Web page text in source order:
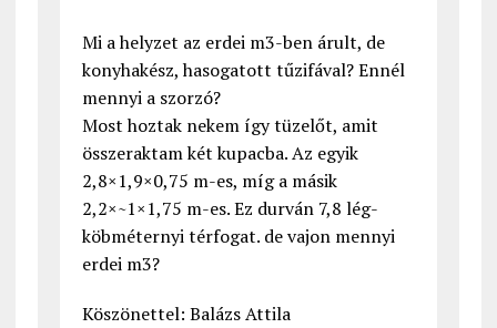
Mi a helyzet az erdei m3-ben árult, de
konyhakész, hasogatott tűzifával? Ennél
mennyi a szorzó?
Most hoztak nekem így tüzelőt, amit
összeraktam két kupacba. Az egyik
2,8×1,9×0,75 m-es, míg a másik
2,2×~1×1,75 m-es. Ez durván 7,8 lég-
köbméternyi térfogat. de vajon mennyi
erdei m3?
Köszönettel: Balázs Attila